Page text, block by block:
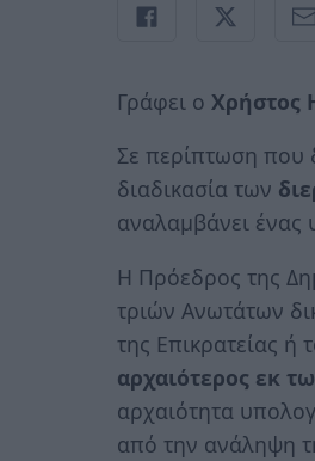
Γράφει ο Χρήστος
Σε περίπτωση που
διαδικασία των
αναλαμβάνει
Η Πρόεδρος της
τριών Ανωτάτων
της Επικρατείας ή
αρχαιότερος εκ
αρχαιότητα
από την ανάληψη